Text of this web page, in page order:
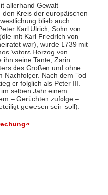
allerhand Gewalt
Kreis der europäischen
blieb auch
Karl Ulrich, Sohn von
mit Karl Friedrich von
war), wurde 1739 mit
Vaters Herzog von
ihn seine Tante, Zarin
des Großen und ohne
Nachfolger. Nach dem Tod
er folglich als Peter III.
selben Jahr einem
– Gerüchten zufolge –
gewesen sein soll).